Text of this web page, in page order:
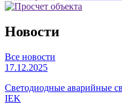
Новости
Все новости
17.12.2025
Светодиодные аварийные
IEK